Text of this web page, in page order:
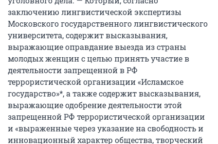
заключению лингвистической экспертизы
Московского государственного лингвистического
университета, содержит высказывания,
выражающие оправдание выезда из страны
молодых женщин с целью принять участие в
деятельности запрещенной в РФ
террористической организации «Исламское
государство»*, а также содержит высказывания,
выражающие одобрение деятельности этой
запрещенной РФ террористической организации
и «выраженные через указание на свободность и
инновационный характер общества, творческий